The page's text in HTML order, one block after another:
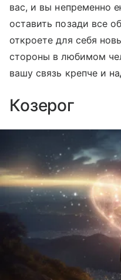
вас, и вы непременно
оставить позади все
откроете для себя
стороны в любимом
вашу связь крепче и
Козерог